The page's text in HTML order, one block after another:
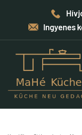
Ingyenes